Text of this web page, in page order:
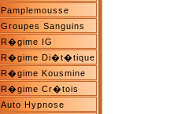
Pamplemousse
Groupes Sanguins
R�gime IG
R�gime Di�t�tique
R�gime Kousmine
R�gime Cr�tois
Auto Hypnose